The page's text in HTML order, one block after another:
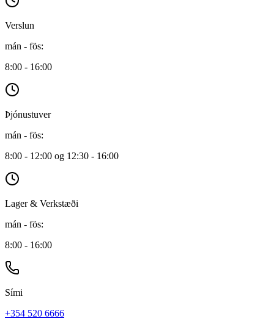
Verslun
mán - fös:
8:00 - 16:00
Þjónustuver
mán - fös:
8:00 - 12:00 og 12:30 - 16:00
Lager & Verkstæði
mán - fös:
8:00 - 16:00
Sími
+354 520 6666